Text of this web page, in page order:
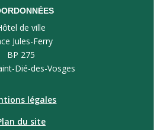
de ville
Jules-Ferry
BP 275
Dié-des-Vosges
légales
du site